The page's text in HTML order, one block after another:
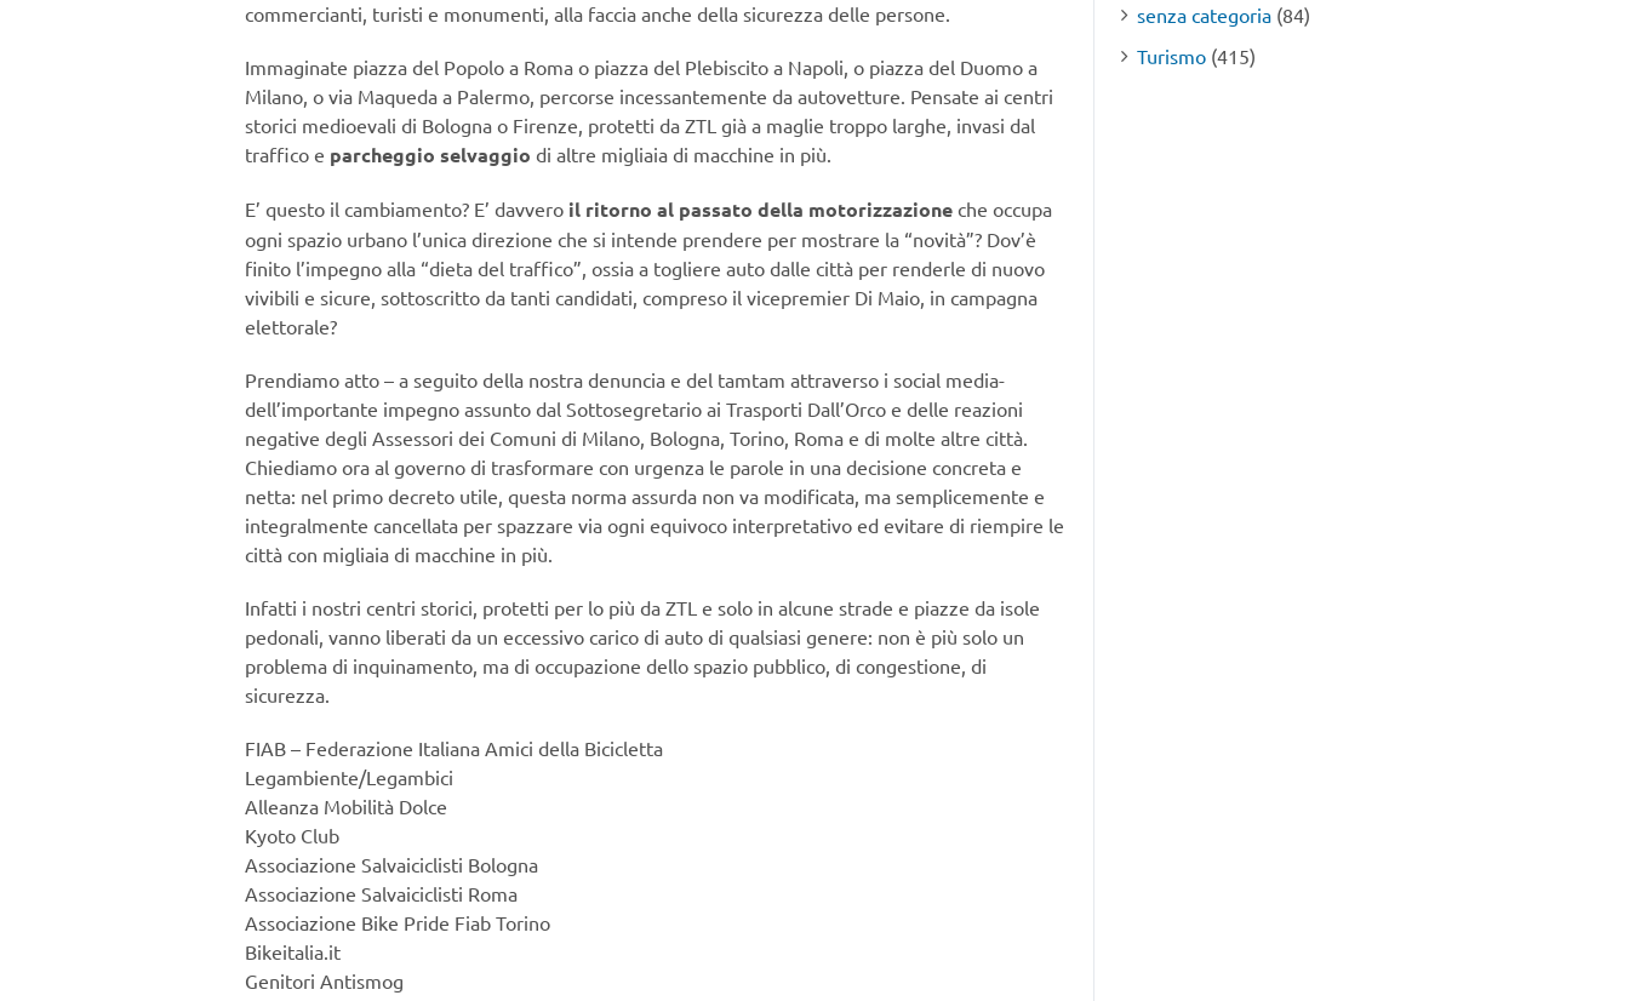
commercianti, turisti e monumenti, alla faccia anche della sicurezza delle persone.
Immaginate piazza del Popolo a Roma o piazza del Plebiscito a Napoli, o piazza del Duomo a
Milano, o via Maqueda a Palermo, percorse incessantemente da autovetture. Pensate ai centri
storici medioevali di Bologna o Firenze, protetti da ZTL già a maglie troppo larghe, invasi dal
traffico e parcheggio selvaggio di altre migliaia di macchine in più.
E’ questo il cambiamento? E’ davvero il ritorno al passato della motorizzazione che occupa
ogni spazio urbano l’unica direzione che si intende prendere per mostrare la “novità”? Dov’è
finito l’impegno alla “dieta del traffico”, ossia a togliere auto dalle città per renderle di nuovo
vivibili e sicure, sottoscritto da tanti candidati, compreso il vicepremier Di Maio, in campagna
elettorale?
Prendiamo atto – a seguito della nostra denuncia e del tamtam attraverso i social media-
dell’importante impegno assunto dal Sottosegretario ai Trasporti Dall’Orco e delle reazioni
negative degli Assessori dei Comuni di Milano, Bologna, Torino, Roma e di molte altre città.
Chiediamo ora al governo di trasformare con urgenza le parole in una decisione concreta e
netta: nel primo decreto utile, questa norma assurda non va modificata, ma semplicemente e
integralmente cancellata per spazzare via ogni equivoco interpretativo ed evitare di riempire le
città con migliaia di macchine in più.
Infatti i nostri centri storici, protetti per lo più da ZTL e solo in alcune strade e piazze da isole
pedonali, vanno liberati da un eccessivo carico di auto di qualsiasi genere: non è più solo un
problema di inquinamento, ma di occupazione dello spazio pubblico, di congestione, di
sicurezza.
FIAB – Federazione Italiana Amici della Bicicletta
Legambiente/Legambici
Alleanza Mobilità Dolce
Kyoto Club
Associazione Salvaiciclisti Bologna
Associazione Salvaiciclisti Roma
Associazione Bike Pride Fiab Torino
Bikeitalia.it
Genitori Antismog
senza categoria (84)
Turismo (415)